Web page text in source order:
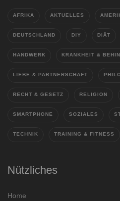
AFRIKA AKTUELLES
DEUTSCHLAND DIY DIÄT
HANDWERK KRANKHEIT &
LIEBE & PARTNERSCHAFT
RECHT & GESETZ RELIGION
SMARTPHONE SOZIALES
TECHNIK TRAINING & FITNESS
Nützliches
Home